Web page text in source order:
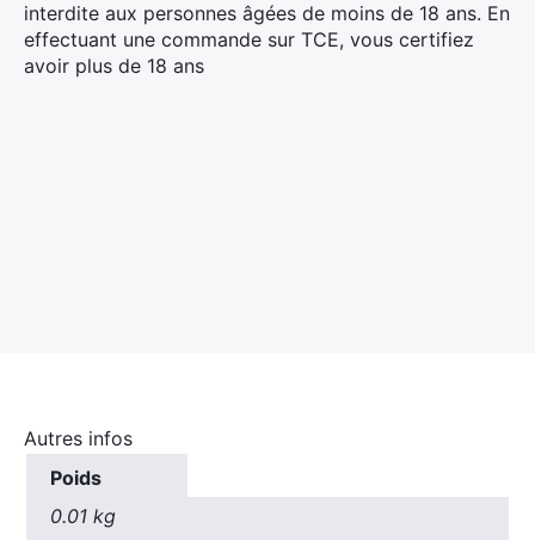
interdite aux personnes âgées de moins de 18 ans. En
effectuant une commande sur TCE, vous certifiez
avoir plus de 18 ans
Autres infos
Poids
0.01 kg
Rechercher